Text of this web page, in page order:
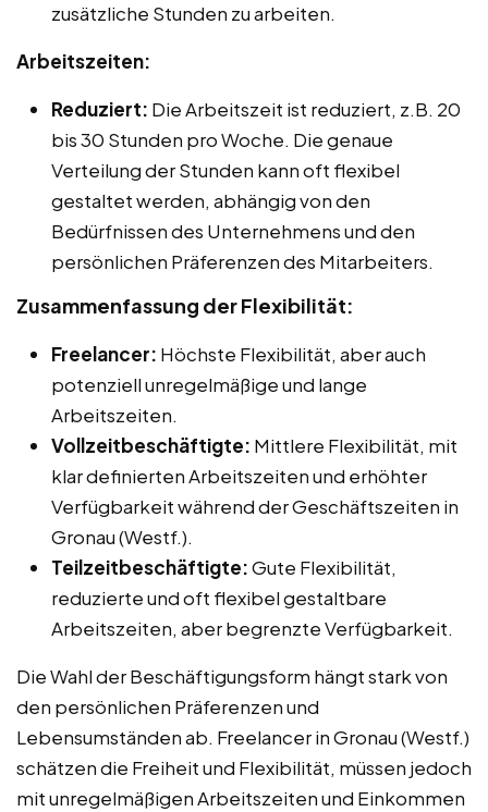
zusätzliche Stunden zu arbeiten.
Arbeitszeiten:
Reduziert: Die Arbeitszeit ist reduziert, z.B. 20
bis 30 Stunden pro Woche. Die genaue
Verteilung der Stunden kann oft flexibel
gestaltet werden, abhängig von den
Bedürfnissen des Unternehmens und den
persönlichen Präferenzen des Mitarbeiters.
Zusammenfassung der Flexibilität:
Freelancer: Höchste Flexibilität, aber auch
potenziell unregelmäßige und lange
Arbeitszeiten.
Vollzeitbeschäftigte: Mittlere Flexibilität, mit
klar definierten Arbeitszeiten und erhöhter
Verfügbarkeit während der Geschäftszeiten in
Gronau (Westf.).
Teilzeitbeschäftigte:Gute Flexibilität,
reduzierte und oft flexibel gestaltbare
Arbeitszeiten, aber begrenzte Verfügbarkeit.
Die Wahl der Beschäftigungsform hängt stark von
den persönlichen Präferenzen und
Lebensumständen ab. Freelancer in Gronau (Westf.)
schätzen die Freiheit und Flexibilität, müssen jedoch
mit unregelmäßigen Arbeitszeiten und Einkommen